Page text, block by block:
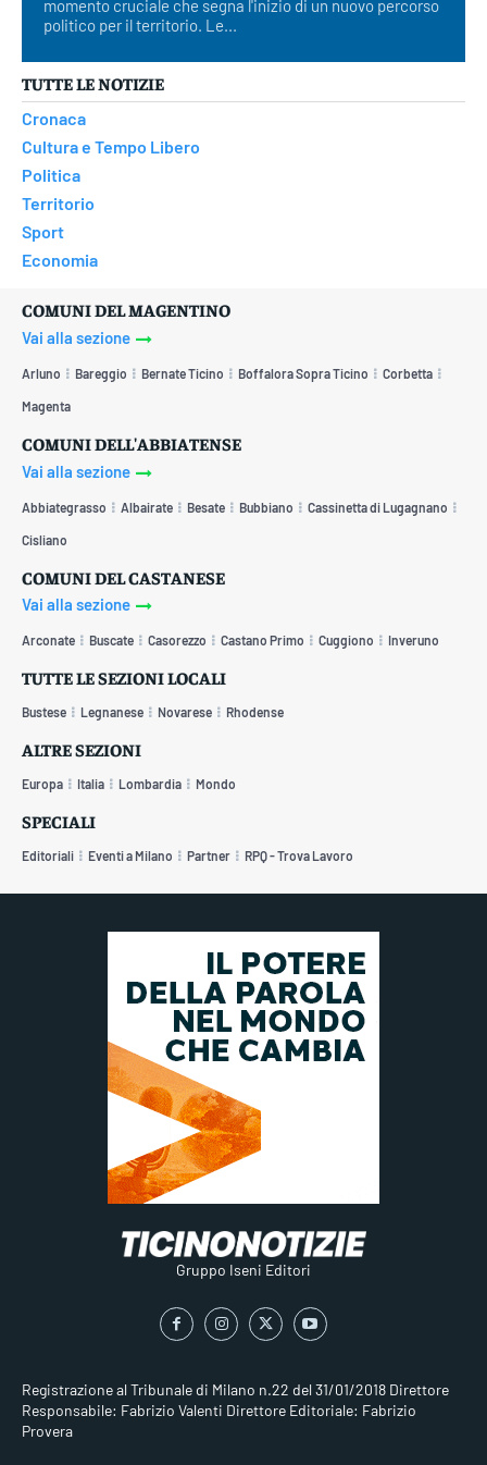
momento cruciale che segna l'inizio di un nuovo percorso
politico per il territorio. Le...
TUTTE LE NOTIZIE
Cronaca
Cultura e Tempo Libero
Politica
Territorio
Sport
Economia
COMUNI DEL MAGENTINO
Vai alla sezione
Arluno Bareggio Bernate Ticino Boffalora Sopra Ticino Corbetta
Magenta
COMUNI DELL'ABBIATENSE
Vai alla sezione
Abbiategrasso Albairate Besate Bubbiano Cassinetta di Lugagnano
Cisliano
COMUNI DEL CASTANESE
Vai alla sezione
Arconate Buscate Casorezzo Castano Primo Cuggiono Inveruno
TUTTE LE SEZIONI LOCALI
Bustese Legnanese Novarese Rhodense
ALTRE SEZIONI
Europa Italia Lombardia Mondo
SPECIALI
Editoriali Eventi a Milano Partner RPQ - Trova Lavoro
Gruppo Iseni Editori
Registrazione al Tribunale di Milano n.22 del 31/01/2018 Direttore
Responsabile: Fabrizio Valenti Direttore Editoriale: Fabrizio
Provera